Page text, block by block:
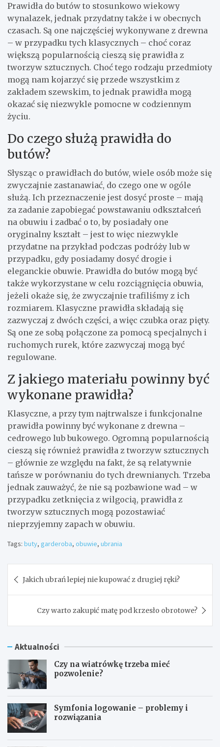
Prawidła do butów to stosunkowo wiekowy
wynalazek, jednak przydatny także i w obecnych
czasach. Są one najczęściej wykonywane z drewna
– w przypadku tych klasycznych – choć coraz
większą popularnością cieszą się prawidła z
tworzyw sztucznych. Choć tego rodzaju przedmioty
mogą nam kojarzyć się przede wszystkim z
zakładem szewskim, to jednak prawidła mogą
okazać się niezwykle pomocne w codziennym
życiu.
Do czego służą prawidła do
butów?
Słysząc o prawidłach do butów, wiele osób może się
zwyczajnie zastanawiać, do czego one w ogóle
służą. Ich przeznaczenie jest dosyć proste – mają
za zadanie zapobiegać powstawaniu odkształceń
na obuwiu i zadbać o to, by posiadały one
oryginalny kształt – jest to więc niezwykle
przydatne na przykład podczas podróży lub w
przypadku, gdy posiadamy dosyć drogie i
eleganckie obuwie. Prawidła do butów mogą być
także wykorzystane w celu rozciągnięcia obuwia,
jeżeli okaże się, że zwyczajnie trafiliśmy z ich
rozmiarem. Klasyczne prawidła składają się
zazwyczaj z dwóch części, a więc czubka oraz pięty.
Są one ze sobą połączone za pomocą specjalnych i
ruchomych rurek, które zazwyczaj mogą być
regulowane.
Z jakiego materiału powinny być
wykonane prawidła?
Klasyczne, a przy tym najtrwalsze i funkcjonalne
prawidła powinny być wykonane z drewna –
cedrowego lub bukowego. Ogromną popularnością
cieszą się również prawidła z tworzyw sztucznych
– głównie ze względu na fakt, że są relatywnie
tańsze w porównaniu do tych drewnianych. Trzeba
jednak zauważyć, że nie są pozbawione wad – w
przypadku zetknięcia z wilgocią, prawidła z
tworzyw sztucznych mogą pozostawiać
nieprzyjemny zapach w obuwiu.
Tags: buty, garderoba, obuwie, ubrania
wpisu
Jakich ubrań lepiej nie kupować z drugiej ręki?
Czy warto zakupić matę pod krzesło obrotowe?
Aktualności
Czy na wiatrówkę trzeba mieć
pozwolenie?
Symfonia logowanie – problemy i
rozwiązania